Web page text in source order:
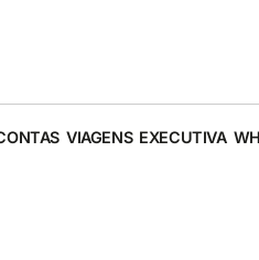
VIAGENS EXECUTIVA